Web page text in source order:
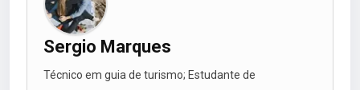
Sergio Marques
Técnico em guia de turismo; Estudante de